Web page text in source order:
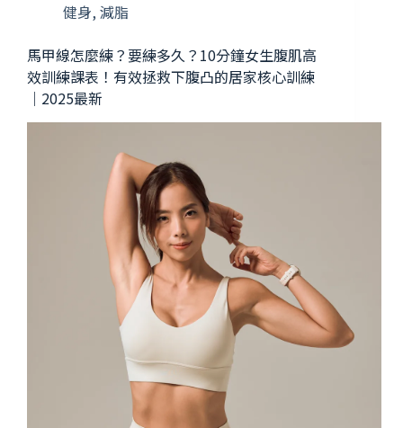
健身, 減脂
馬甲線怎麼練？要練多久？10分鐘女生腹肌高
效訓練課表！有效拯救下腹凸的居家核心訓練
｜2025最新